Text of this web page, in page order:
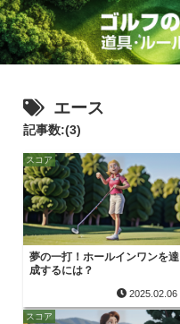
エース
記事数:(3)
スコア
夢の一打！ホールインワンを達
成するには？
2025.02.06
スコア